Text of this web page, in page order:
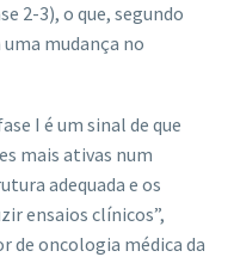
2-3), o que, segundo
mudança no
I é um sinal de que
mais ativas num
adequada e os
ensaios clínicos”,
de oncologia médica da